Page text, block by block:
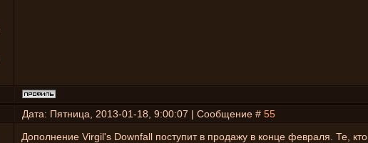
Дата: Пятница, 2013-01-18, 9:00:07 | Сообщение # 55
Дополнение Virgil's Downfall поступит в продажу в конце февраля. Те, кто